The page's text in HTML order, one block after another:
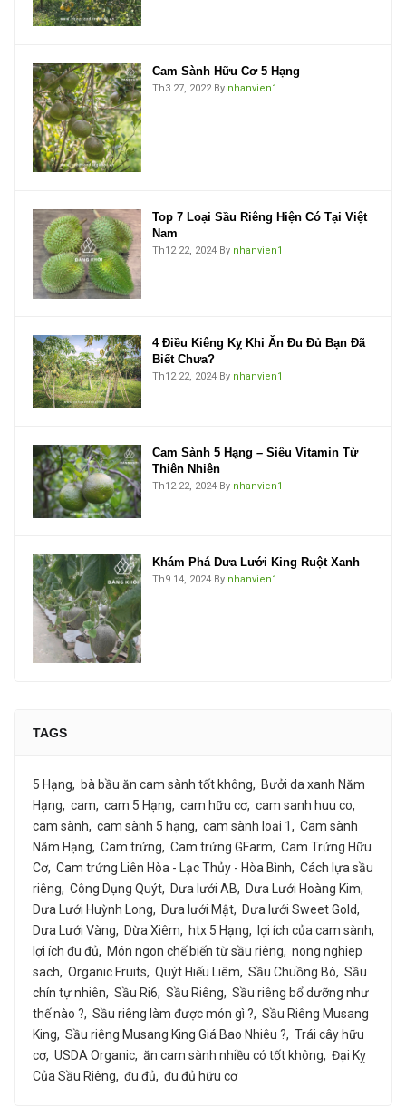
Cam Sành Hữu Cơ 5 Hạng
Th3 27, 2022 By nhanvien1
Top 7 Loại Sầu Riêng Hiện Có Tại Việt
Nam
Th12 22, 2024 By nhanvien1
4 Điều Kiêng Kỵ Khi Ăn Đu Đủ Bạn Đã
Biết Chưa?
Th12 22, 2024 By nhanvien1
Cam Sành 5 Hạng – Siêu Vitamin Từ
Thiên Nhiên
Th12 22, 2024 By nhanvien1
Khám Phá Dưa Lưới King Ruột Xanh
Th9 14, 2024 By nhanvien1
TAGS
5 Hạng bà bầu ăn cam sành tốt không
Bưởi da xanh Năm
Hạng
cam cam 5 Hạng cam hữu cơ cam sanh huu co
cam sành
cam sành 5 hạng cam sành loại 1
Cam sành
Năm Hạng
Cam trứng Cam trứng GFarm
Cam Trứng Hữu
Cơ Cam trứng Liên Hòa - Lạc Thủy - Hòa Bình
Cách lựa sầu
riêng
Công Dụng Quýt Dưa lưới AB
Dưa Lưới Hoàng Kim
Dưa Lưới Huỳnh Long
Dưa lưới Mật
Dưa lưới Sweet Gold
Dưa Lưới Vàng
Dừa Xiêm htx 5 Hạng
lợi ích của cam sành
lợi ích đu đủ
Món ngon chế biến từ sầu riêng
nong nghiep
sach
Organic Fruits Quýt Hiếu Liêm Sầu Chuồng Bò
Sầu
chín tự nhiên
Sầu Ri6 Sầu Riêng
Sầu riêng bổ dưỡng như
thế nào ?
Sầu riêng làm được món gì ?
Sầu Riêng Musang
King
Sầu riêng Musang King Giá Bao Nhiêu ?
Trái cây hữu
cơ USDA Organic ăn cam sành nhiều có tốt không
Đại Kỵ
Của Sầu Riêng
đu đủ đu đủ hữu cơ